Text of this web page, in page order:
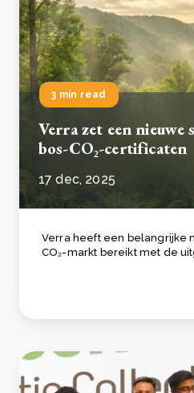
3 min read
Verra zet een nieuwe
bos-CO₂-certificaten
17 dec, 2025
Verra heeft een belangrijke
CO₂-markt bereikt met de